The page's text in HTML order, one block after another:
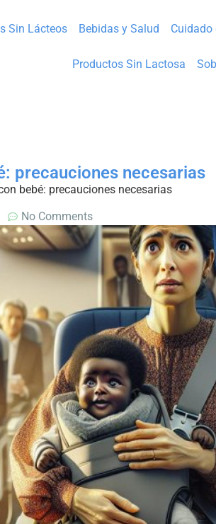
Sin Lácteos Bebidas y Salud Cuidado
Productos Sin Lactosa
precauciones necesarias
bebé: precauciones necesarias
No Comments